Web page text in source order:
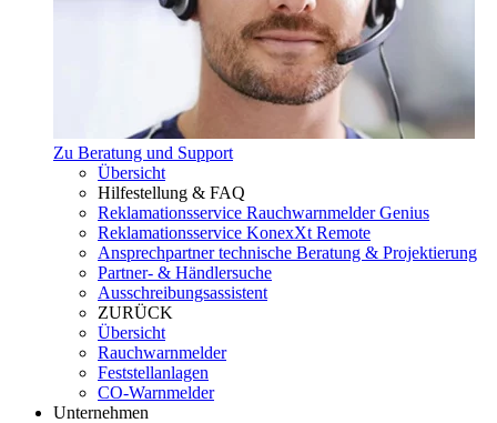
Zu Beratung und Support
Übersicht
Hilfestellung & FAQ
Reklamationsservice Rauchwarnmelder Genius
Reklamationsservice KonexXt Remote
Ansprechpartner technische Beratung & Projektierung
Partner- & Händlersuche
Ausschreibungsassistent
ZURÜCK
Übersicht
Rauchwarnmelder
Feststellanlagen
CO-Warnmelder
Unternehmen